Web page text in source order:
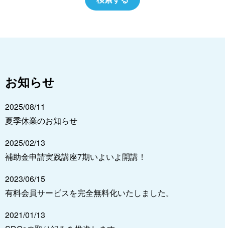
お知らせ
2025/08/11
夏季休業のお知らせ
2025/02/13
補助金申請実践講座7期いよいよ開講！
2023/06/15
有料会員サービスを完全無料化いたしました。
2021/01/13